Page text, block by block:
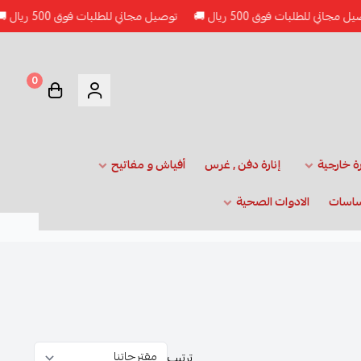
للطلبات فوق 500 ريال 🚚 توصيل مجاني للطلبات فوق 500 ريال 🚚
0
خارجية إنارة دفن , غرس
أفياش و مفاتيح
الادوات الصحية